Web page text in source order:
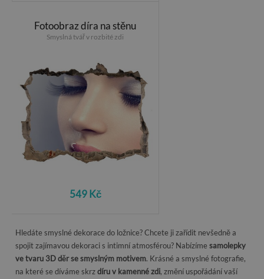
Fotoobraz díra na stěnu
Smyslná tvář v rozbité zdi
549 Kč
Hledáte smyslné dekorace do ložnice? Chcete ji zařídit nevšedně a
spojit zajímavou dekoraci s intimní atmosférou? Nabízíme samolepky
ve tvaru 3D děr se smyslným motivem. Krásné a smyslné fotografie,
na které se díváme skrzdíru v kamenné zdi, změní uspořádání vaší